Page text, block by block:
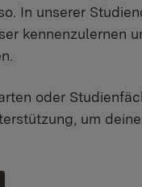
In unserer
kennenzulernen
oder
um